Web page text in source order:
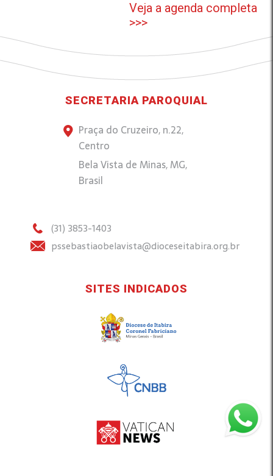
Veja a agenda completa
>>>
SECRETARIA PAROQUIAL
Praça do Cruzeiro, n.22,
Centro
Bela Vista de Minas, MG,
Brasil
(31) 3853-1403
pssebastiaobelavista@dioceseitabira.org.br
SITES INDICADOS